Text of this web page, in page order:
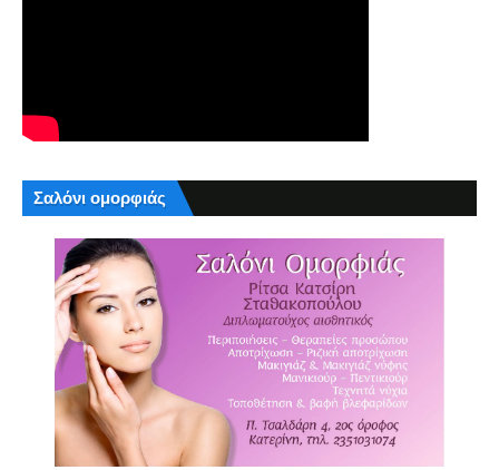
Σαλόνι ομορφιάς